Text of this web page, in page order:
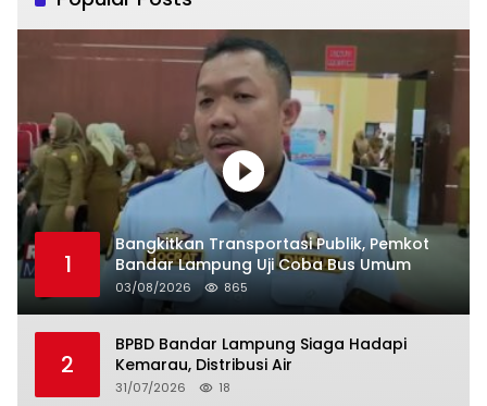
1
Bangkitkan Transportasi Publik, Pemkot
Bandar Lampung Uji Coba Bus Umum
03/08/2026 865
2
BPBD Bandar Lampung Siaga Hadapi
Kemarau, Distribusi Air
31/07/2026 18